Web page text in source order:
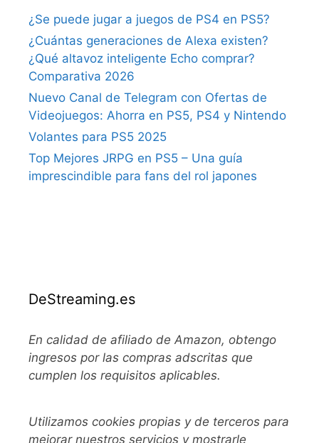
¿Se puede jugar a juegos de PS4 en PS5?
¿Cuántas generaciones de Alexa existen?
¿Qué altavoz inteligente Echo comprar?
Comparativa 2026
Nuevo Canal de Telegram con Ofertas de
Videojuegos: Ahorra en PS5, PS4 y Nintendo
Volantes para PS5 2025
Top Mejores JRPG en PS5 – Una guía
imprescindible para fans del rol japones
DeStreaming.es
En calidad de afiliado de Amazon, obtengo
ingresos por las compras adscritas que
cumplen los requisitos aplicables.
Utilizamos cookies propias y de terceros para
mejorar nuestros servicios y mostrarle